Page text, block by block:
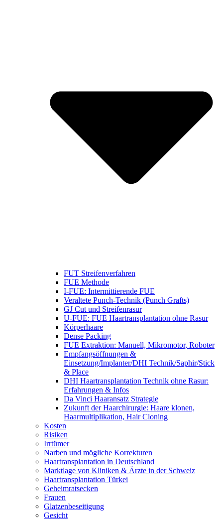
FUT Streifenverfahren
FUE Methode
I-FUE: Intermittierende FUE
Veraltete Punch-Technik (Punch Grafts)
GJ Cut und Streifenrasur
U-FUE: FUE Haartransplantation ohne Rasur
Körperhaare
Dense Packing
FUE Extraktion: Manuell, Mikromotor, Roboter
Empfangsöffnungen &
Einsetzung/Implanter/DHI Technik/Saphir/Stick
& Place
DHI Haartransplantation Technik ohne Rasur:
Erfahrungen & Infos
Da Vinci Haaransatz Strategie
Zukunft der Haarchirurgie: Haare klonen,
Haarmultiplikation, Hair Cloning
Kosten
Risiken
Irrtümer
Narben und mögliche Korrekturen
Haartransplantation in Deutschland
Marktlage von Kliniken & Ärzte in der Schweiz
Haartransplantation Türkei
Geheimratsecken
Frauen
Glatzenbeseitigung
Gesicht